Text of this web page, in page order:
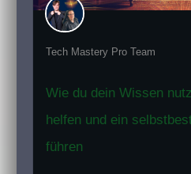
Tech Mastery Pro Team
Wie du dein Wissen
helfen und ein
führen